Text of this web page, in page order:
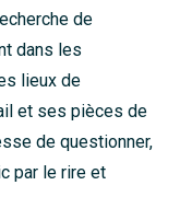
de
dans les
lieux de
et ses pièces de
de questionner,
par le rire et